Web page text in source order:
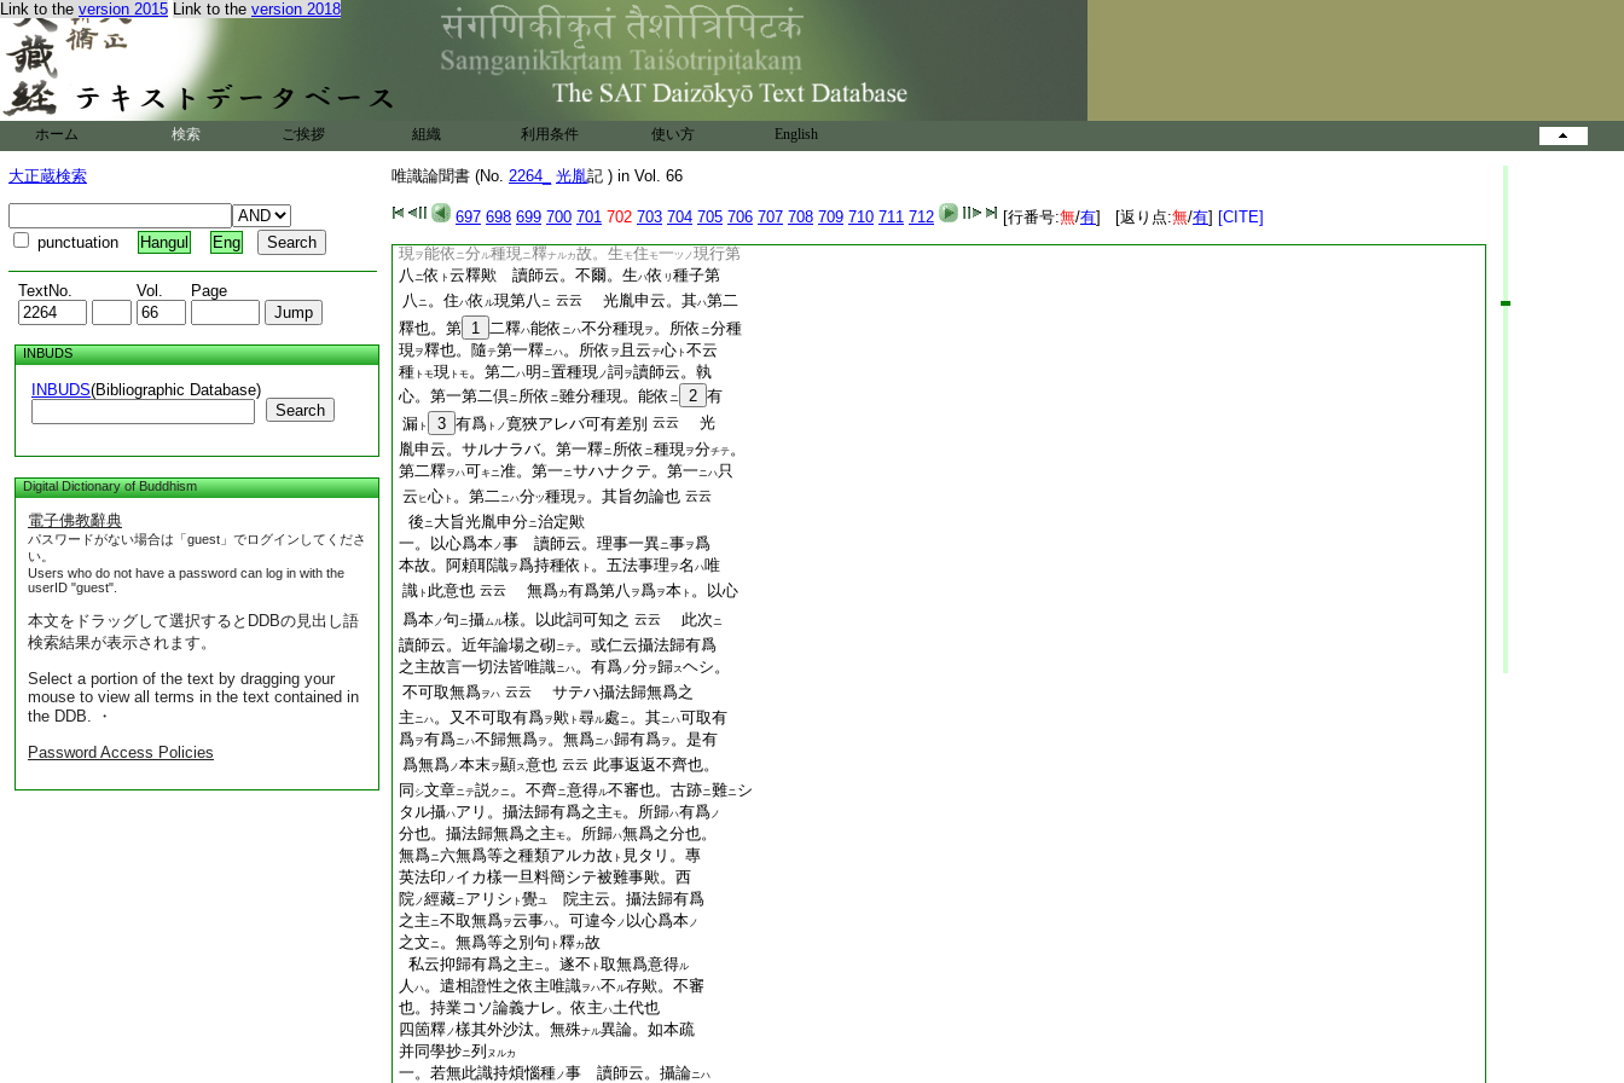
Link to the version 2015 Link to the version 2018
ホーム 検索 ご挨拶 組織 利用条件 使い方 English
大正蔵検索
punctuation Hangul Eng
TextNo. Vol. Page
INBUDS
INBUDS(Bibliographic Database)
Search
Digital Dictionary of Buddhism
電子佛教辭典
パスワードがない場合は「guest」でログインしてくださ
い。
Users who do not have a password can log in with the
userID "guest".
本文をドラッグして選択するとDDBの見出し語
検索結果が表示されます。
Select a portion of the text by dragging your
mouse to view all terms in the text contained in
the DDB. ・
Password Access Policies
唯識論聞書 (No. 2264_ 光胤記 ) in Vol. 66
697 698 699 700 701 702 703 704 705 706 707 708 709 710 711 712 [行番号:無/有] [返り点:無/有] [CITE]
總句ハナキ歟 聽衆連云。謂染淨法ヲ總
スヘキ歟 讀師云。有爲ハ 染淨 ニ 亙 カ
故云
ト。無爲 ハ限 淨 ノ 一邊 ニ。故云別句ト歟 云云
聽衆不審云。以心爲本ハイカニ 讀師云。謂
一。因心而生以下ノ事 此
釋アリ。謂
第一釋ハ。因心而生ト者。有漏現行依テ 種子第
ニ 生。依心住故
云云 光胤申云。第一釋 。所依
不分種
現ヲ能依ニ分 ル種現ニ釋ナルカ故。生モ住モ一ツノ 現行第
八ニ依 ト 云釋歟 讀師云。不爾。生ハ依 リ 種子第
八ニ。住ハ依 ル現第八ニ 云云 光胤申云。其ハ第二
釋也。第 1 二釋ハ能依 ニハ不分種現ヲ 。所依 ニ分種
現ヲ釋也。隨テ第一釋ニハ。所依 ヲ 且云テ心 ト 不云
種 トモ現 トモ。第二ハ明 ニ置種現ノ詞 ヲ讀師云。執
心。第一第二倶ニ所依 ニ雖分種現。能依 ニ 2 有
漏 ト 3 有爲 トノ寛狹アレバ可有差別 云云
光
胤申云。サルナラバ。第一釋ニ所依 ニ種現ヲ分チテ。
第二釋ヲハ可キニ准。第一ニサハナクテ。第一ニハ只
云 ヒ心 ト 。第二ニハ分ツ種現ヲ 。其旨勿論也 云云
後ニ大旨光胤申分ニ治定歟
一。以心爲本ノ事 讀師云。理事一異ニ事ヲ爲
本故。阿頼耶識ヲ爲持種依 ト 。五法事理 ヲ名 ハ唯
識 ト 此意也 云云 無爲カ有爲第八 ヲ爲ヲ本 ト 。以心
爲本ノ句ニ攝ムル樣。以此詞可知之 云云 此次ニ
讀師云。近年論場之砌ニテ。或仁云攝法歸有爲
之主故言一切法皆唯識ニハ。有爲ノ分ヲ歸スヘシ。
不可取無爲ヲハ 云云
サテハ攝法歸無爲之
主ニハ。又不可取有爲ヲ歟 ト 尋ル處ニ。其ニハ可取有
爲ヲ有爲ニハ不歸無爲ヲ 。無爲ニハ歸有爲ヲ 。是有
爲無爲ノ本末ヲ顯ス意也 云云 此事返返不齊也。
同 シ文章ニテ説クニ。不齊ニ意得ル不審也。古跡ニ難ニシ
タル攝ハアリ。攝法歸有爲之主モ。所歸ハ有爲ノ
分也。攝法歸無爲之主モ。所歸ハ無爲之分也。
無爲ニ六無爲等之種類アルカ故 ト 見タリ。專
英法印 ノ イカ樣一旦料簡シテ被難事歟。西
院ノ經藏ニアリシ ト 覺ユ
院主云。攝法歸有爲
之主ニ不取無爲ヲ云事ハ。可違今ノ 以心爲本ノ
之文ニ。無爲等之別句 ト 釋カ故
私云抑歸有爲之主ニ。遂不 ト 取無爲意得ル
人 ハ。遣相證性之依主唯識ヲハ不ル存歟。不審
也。持業コソ論義ナレ。依主ハ土代也
四箇釋ノ樣其外沙汰。無殊ナル異論。如本疏
并同學抄ニ列 ヌルカ
一。若無此識持煩惱種ノ事 讀師云。攝論ニハ